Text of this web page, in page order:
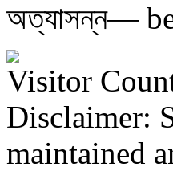
অত্যাসন্ন—
Visitor
Disclaimer:
maintained